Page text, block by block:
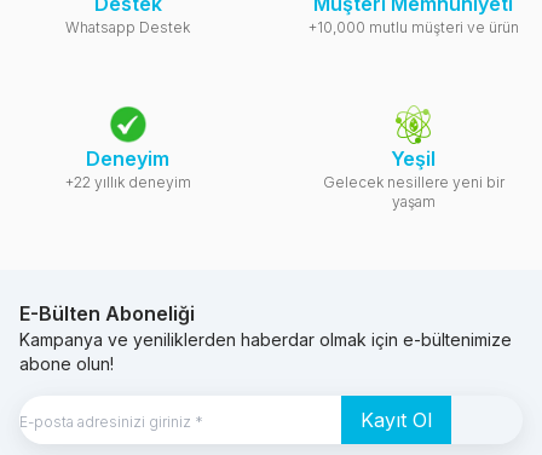
Whatsapp Destek +10,000 mutlu müşteri ve ürün
Deneyim
+22 yıllık deneyim
Yeşil
Gelecek nesillere yeni bir
yaşam
E-Bülten Aboneliği
Kampanya ve yeniliklerden haberdar olmak için e-bültenimize
abone olun!
Kayıt Ol